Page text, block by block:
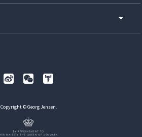
Copyright © Georg Jensen.